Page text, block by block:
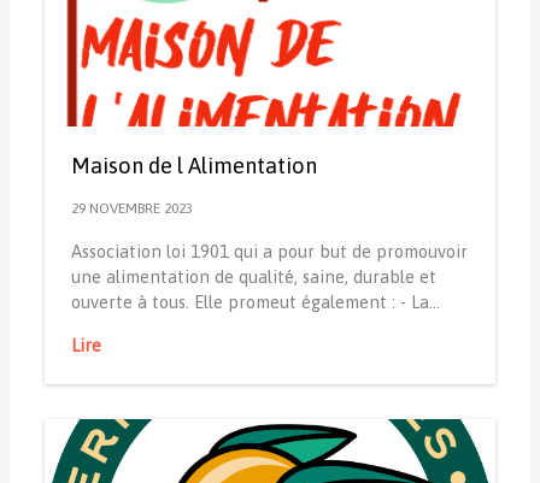
Maison de l Alimentation
29 NOVEMBRE 2023
Association loi 1901 qui a pour but de promouvoir
une alimentation de qualité, saine, durable et
ouverte à tous. Elle promeut également : - La…
Lire